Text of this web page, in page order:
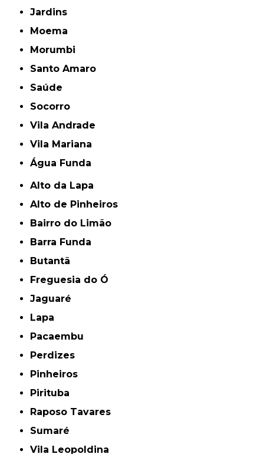
Jardins
Moema
Morumbi
Santo Amaro
Saúde
Socorro
Vila Andrade
Vila Mariana
Água Funda
Alto da Lapa
Alto de Pinheiros
Bairro do Limão
Barra Funda
Butantã
Freguesia do Ó
Jaguaré
Lapa
Pacaembu
Perdizes
Pinheiros
Pirituba
Raposo Tavares
Sumaré
Vila Leopoldina